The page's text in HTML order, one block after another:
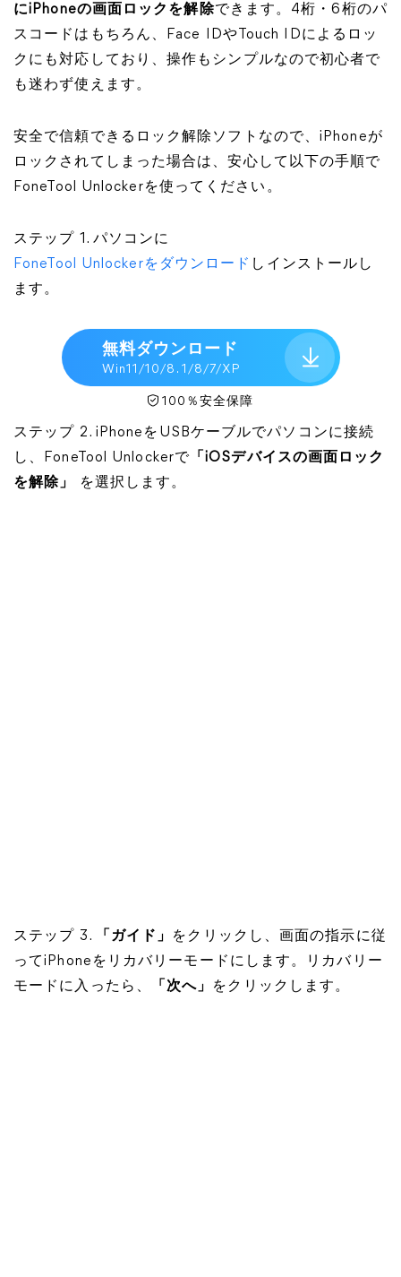
にiPhoneの画面ロックを解除できます。4桁・6桁のパ
スコードはもちろん、Face IDやTouch IDによるロッ
クにも対応しており、操作もシンプルなので初心者で
も迷わず使えます。
安全で信頼できるロック解除ソフトなので、iPhoneが
ロックされてしまった場合は、安心して以下の手順で
FoneTool Unlockerを使ってください。
ステップ 1. パソコンに
FoneTool Unlockerをダウンロード しインストールし
ます。
無料ダウンロード
Win11/10/8. 1/8/7/XP
100％安全保障
ステップ 2. iPhoneをUSBケーブルでパソコンに接続
し、FoneTool Unlockerで 「iOSデバイスの画面ロック
を解除」
を選択します。
ステップ 3. 「ガイド」
をクリックし、画面の指示に従
ってiPhoneをリカバリーモードにします。リカバリー
モードに入ったら、
「次へ」 をクリックします。